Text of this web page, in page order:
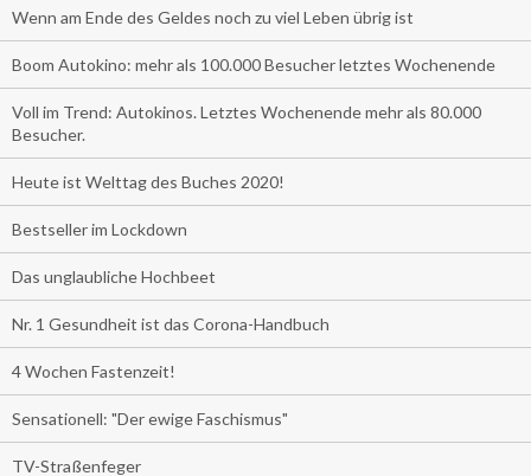
Wenn am Ende des Geldes noch zu viel Leben übrig ist
Boom Autokino: mehr als 100.000 Besucher letztes Wochenende
Voll im Trend: Autokinos. Letztes Wochenende mehr als 80.000
Besucher.
Heute ist Welttag des Buches 2020!
Bestseller im Lockdown
Das unglaubliche Hochbeet
Nr. 1 Gesundheit ist das Corona-Handbuch
4 Wochen Fastenzeit!
Sensationell: "Der ewige Faschismus"
TV-Straßenfeger